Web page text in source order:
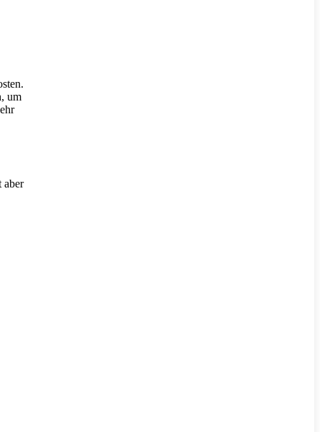
um
aber